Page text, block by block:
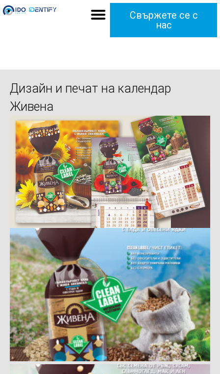
Свържете се с
нас
Дизайн и печат на календар
Живена